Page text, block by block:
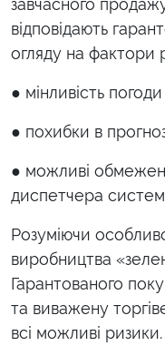
завчасного
відповідають
огляду на фактори
● мінливість погоди
● похибки в
● можливі
диспетчера
Розуміючи
виробництва
Гарантованого
та виважену
всі можливі ризики.